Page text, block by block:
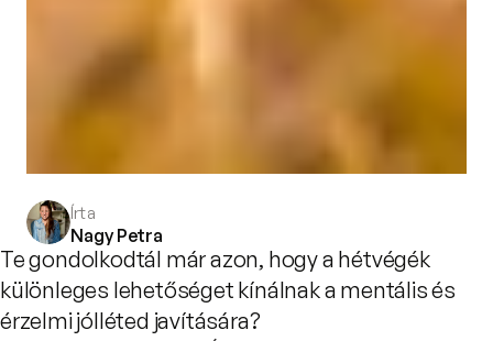
Írta
Nagy Petra
Te gondolkodtál már azon, hogy a hétvégék
különleges lehetőséget kínálnak a mentális és
érzelmi jólléted javítására?